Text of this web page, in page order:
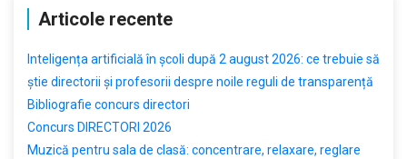
Articole recente
Inteligența artificială în școli după 2 august 2026: ce trebuie să
știe directorii și profesorii despre noile reguli de transparență
Bibliografie concurs directori
Concurs DIRECTORI 2026
Muzică pentru sala de clasă: concentrare, relaxare, reglare